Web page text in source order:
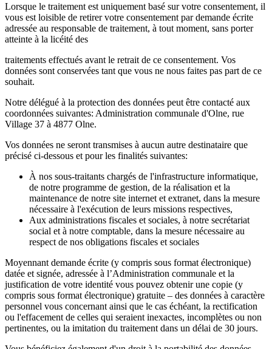
Lorsque le traitement est uniquement basé sur votre consentement, il
vous est loisible de retirer votre consentement par demande écrite
adressée au responsable de traitement, à tout moment, sans porter
atteinte à la licéité des
traitements effectués avant le retrait de ce consentement. Vos
données sont conservées tant que vous ne nous faites pas part de ce
souhait.
Notre délégué à la protection des données peut être contacté aux
coordonnées suivantes: Administration communale d'Olne, rue
Village 37 à 4877 Olne.
Vos données ne seront transmises à aucun autre destinataire que
précisé ci-dessous et pour les finalités suivantes:
À nos sous-traitants chargés de l'infrastructure informatique,
de notre programme de gestion, de la réalisation et la
maintenance de notre site internet et extranet, dans la mesure
nécessaire à l'exécution de leurs missions respectives,
Aux administrations fiscales et sociales, à notre secrétariat
social et à notre comptable, dans la mesure nécessaire au
respect de nos obligations fiscales et sociales
Moyennant demande écrite (y compris sous format électronique)
datée et signée, adressée à l’Administration communale et la
justification de votre identité vous pouvez obtenir une copie (y
compris sous format électronique) gratuite – des données à caractère
personnel vous concernant ainsi que le cas échéant, la rectification
ou l'effacement de celles qui seraient inexactes, incomplètes ou non
pertinentes, ou la imitation du traitement dans un délai de 30 jours.